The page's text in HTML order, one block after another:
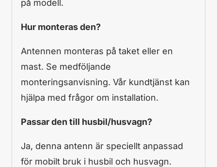
på modell.
Hur monteras den?
Antennen monteras på taket eller en
mast. Se medföljande
monteringsanvisning. Vår kundtjänst kan
hjälpa med frågor om installation.
Passar den till husbil/husvagn?
Ja, denna antenn är speciellt anpassad
för mobilt bruk i husbil och husvagn.